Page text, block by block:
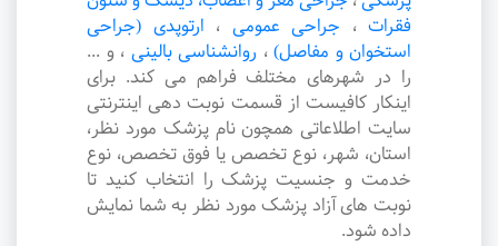
فقرات ، جراحی عمومی ، ارتوپدی (جراحی
استخوان و مفاصل) ، روانشناسی بالینی ، و ...
را در شهرهای مختلف فراهم می کند. برای
اینکار کافیست از قسمت نوبت دهی اینترنتی
سایت اطلاعاتی همچون نام پزشک مورد نظر،
استان، شهر، نوع تخصص یا فوق تخصص، نوع
خدمت و جنسیت پزشک را انتخاب کنید تا
نوبت های آزاد پزشک مورد نظر به شما نمایش
داده شود.